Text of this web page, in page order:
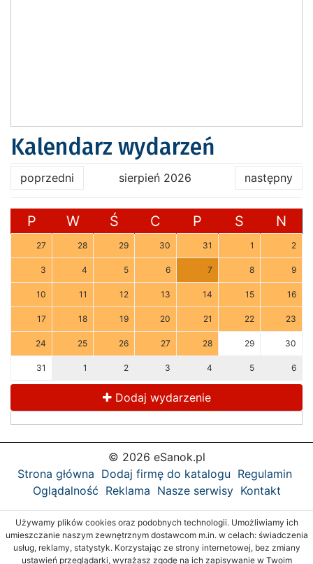
Kalendarz wydarzeń
poprzedni sierpień 2026 następny
P W Ś C P S N
27 28 29 30 31 1 2
3 4 5 6 7 8 9
10 11 12 13 14 15 16
17 18 19 20 21 22 23
24 25 26 27 28 29 30
31 1 2 3 4 5 6
Dodaj wydarzenie
© 2026 eSanok.pl
Strona główna Dodaj firmę do katalogu Regulamin
Oglądalność Reklama Nasze serwisy Kontakt
Używamy plików cookies oraz podobnych technologii. Umożliwiamy ich
umieszczanie naszym zewnętrznym dostawcom m.in. w celach: świadczenia
usług, reklamy, statystyk. Korzystając ze strony internetowej, bez zmiany
ustawień przeglądarki, wyrażasz zgodę na ich zapisywanie w Twoim